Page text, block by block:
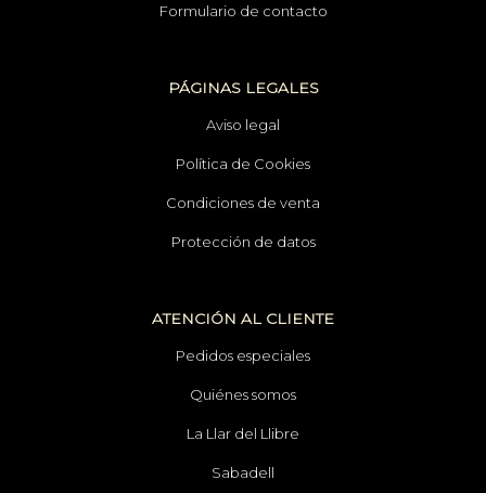
Formulario de contacto
PÁGINAS LEGALES
Aviso legal
Política de Cookies
Condiciones de venta
Protección de datos
ATENCIÓN AL CLIENTE
Pedidos especiales
Quiénes somos
La Llar del Llibre
Sabadell